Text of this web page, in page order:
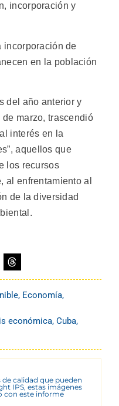
incorporación y
incorporación de
en la población
del año anterior y
marzo, trascendió
interés en la
aquellos que
los recursos
al enfrentamiento al
de la diversidad
, Economía,
económica, Cuba,
calidad que pueden
IPS, estas imágenes
con este informe